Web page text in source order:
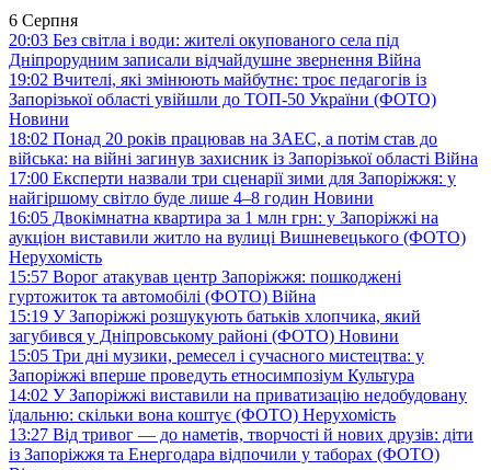
6 Серпня
20:03 Без світла і води: жителі окупованого села під
Дніпрорудним записали відчайдушне звернення Війна
19:02 Вчителі, які змінюють майбутнє: троє педагогів із
Запорізької області увійшли до ТОП-50 України (ФОТО)
Новини
18:02 Понад 20 років працював на ЗАЕС, а потім став до
війська: на війні загинув захисник із Запорізької області Війна
17:00 Експерти назвали три сценарії зими для Запоріжжя: у
найгіршому світло буде лише 4–8 годин Новини
16:05 Двокімнатна квартира за 1 млн грн: у Запоріжжі на
аукціон виставили житло на вулиці Вишневецького (ФОТО)
Нерухомість
15:57 Ворог атакував центр Запоріжжя: пошкоджені
гуртожиток та автомобілі (ФОТО) Війна
15:19 У Запоріжжі розшукують батьків хлопчика, який
загубився у Дніпровському районі (ФОТО) Новини
15:05 Три дні музики, ремесел і сучасного мистецтва: у
Запоріжжі вперше проведуть етносимпозіум Культура
14:02 У Запоріжжі виставили на приватизацію недобудовану
їдальню: скільки вона коштує (ФОТО) Нерухомість
13:27 Від тривог — до наметів, творчості й нових друзів: діти
із Запоріжжя та Енергодара відпочили у таборах (ФОТО)